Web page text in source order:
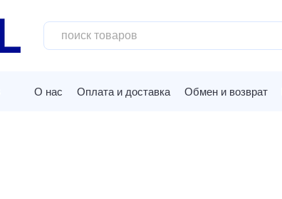
О нас Оплата и доставка Обмен и возврат